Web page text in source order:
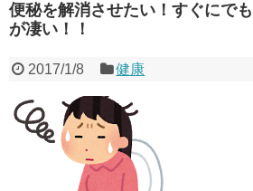
便秘を解消させたい！すぐにで
が凄い！！
2017/1/8 健康